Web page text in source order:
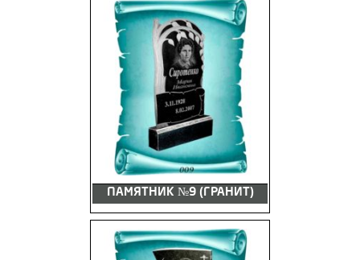
ПАМЯТНИК №9 (ГРАНИТ)